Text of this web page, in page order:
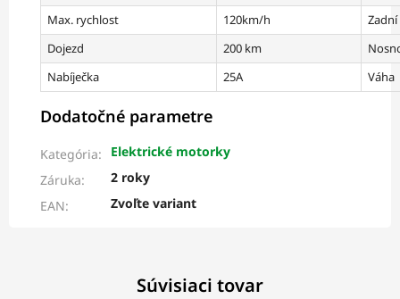
Súvisiaci tovar
Max. rychlost
120km/h
Dojezd
200 km
Nabíječka
25A Váha
Dodatočné parametre
Kategória:
Elektrické motorky
Záruka:
2 roky
EAN: Zvoľte variant